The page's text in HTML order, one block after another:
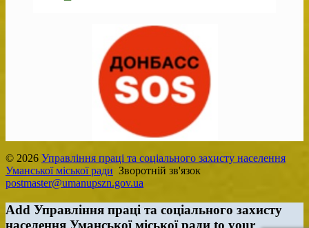
© 2026 Управління праці та соціального захисту населення
Уманської міської ради Зворотній зв'язок
postmaster@umanupszn.gov.ua
Add Управління праці та соціального захисту
населення Уманської міської ради to your